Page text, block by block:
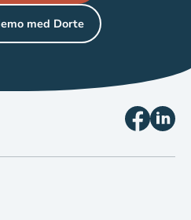
med Dorte